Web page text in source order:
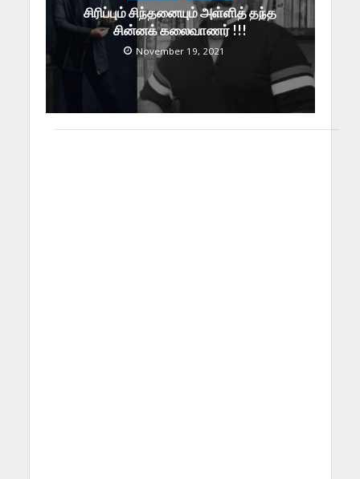
சிரிப்பும் சிந்தனையும் அள்ளித் தந்த
சின்னக் கலைவாணர் !!!
November 19, 2021